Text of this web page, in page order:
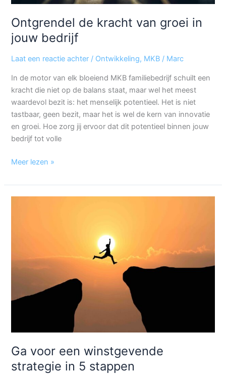
Ontgrendel de kracht van groei in
jouw bedrijf
Laat een reactie achter / Ontwikkeling, MKB / Marc
In de motor van elk bloeiend MKB familiebedrijf schuilt een
kracht die niet op de balans staat, maar wel het meest
waardevol bezit is: het menselijk potentieel. Het is niet
tastbaar, geen bezit, maar het is wel de kern van innovatie
en groei. Hoe zorg jij ervoor dat dit potentieel binnen jouw
bedrijf tot volle
Meer lezen »
Ga voor een winstgevende
strategie in 5 stappen
in